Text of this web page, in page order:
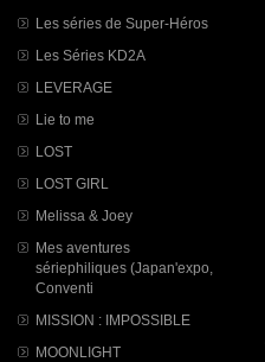
Les séries de Super-Héros
Les Séries KD2A
LEVERAGE
Lie to me
LOST
LOST GIRL
Melissa & Joey
Mes aventures
sériephiliques (Japan'expo,
Conventi
MISSION : IMPOSSIBLE
MOONLIGHT